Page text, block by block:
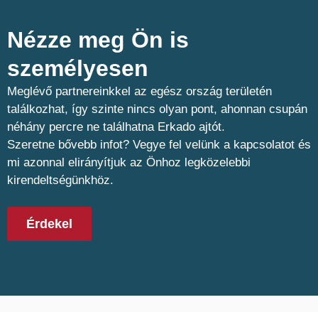
Nézze meg Ön is
személyesen​
Meglévő partnereinkkel az egész ország területén
találkozhat, így szinte nincs olyan pont, ahonnan csupán
néhány percre ne találhatna Erkado ajtót.
Szeretne bővebb infot? Vegye fel velünk a kapcsolatot és
mi azonnal elirányítjuk az Önhoz legközelebbi
kirendeltségünkhöz.
Érdekel